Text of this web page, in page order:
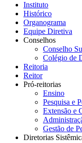
Instituto
Histórico
Organograma
Equipe Diretiva
Conselhos
Conselho
Colégio de
Reitoria
Reitor
Pró-reitorias
Ensino
Pesquisa e
Extensão e
Gestão de
Diretorias